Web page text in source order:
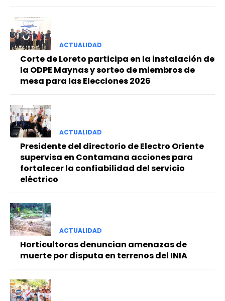
ACTUALIDAD
Corte de Loreto participa en la instalación de
la ODPE Maynas y sorteo de miembros de
mesa para las Elecciones 2026
ACTUALIDAD
Presidente del directorio de Electro Oriente
supervisa en Contamana acciones para
fortalecer la confiabilidad del servicio
eléctrico
ACTUALIDAD
Horticultoras denuncian amenazas de
muerte por disputa en terrenos del INIA